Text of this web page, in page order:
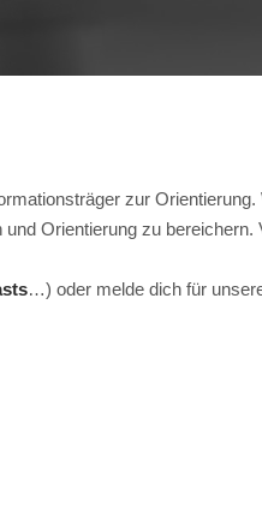
zur
Orientierung zu bereichern.
…) oder melde dich für